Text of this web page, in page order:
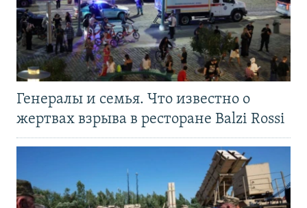
Генералы и семья. Что известно о
жертвах взрыва в ресторане Balzi Rossi